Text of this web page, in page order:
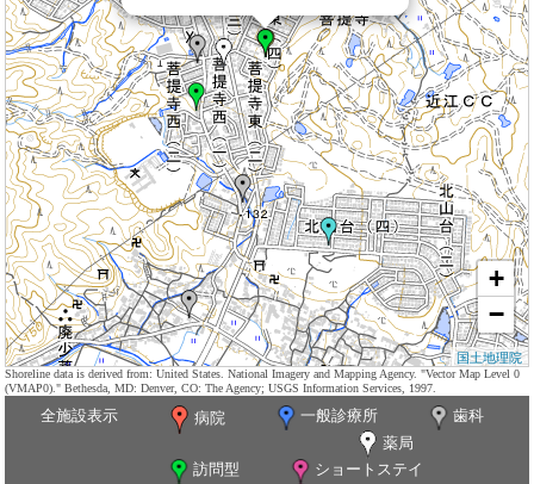
+
−
国土地理院
Shoreline data is derived from: United States. National Imagery and Mapping Agency. "Vector Map Level 0
(VMAP0)." Bethesda, MD: Denver, CO: The Agency; USGS Information Services, 1997.
全施設表示 病院 一般診療所
歯科
薬局
訪問型
ショートステイ